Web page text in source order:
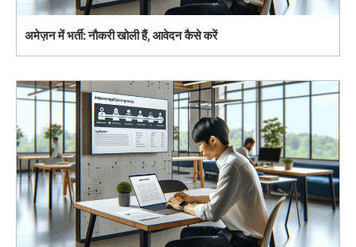
अमेज़न में भर्ती: नौकरी खोली हैं, आवेदन कैसे करें